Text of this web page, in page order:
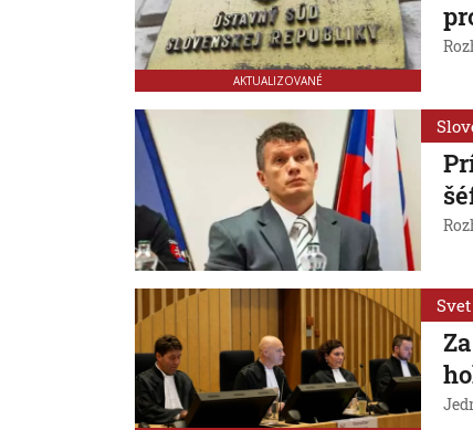
AKTUALIZOVANÉ
Svet